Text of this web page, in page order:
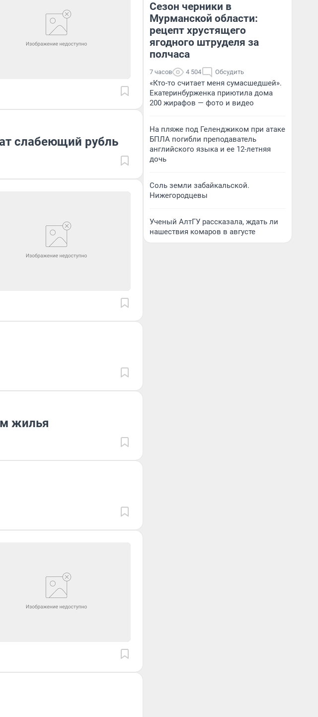
слабеющий рубль
жилья
Сезон черники в
Мурманской области:
рецепт хрустящего
ягодного штруделя за
полчаса
7 часов 4 504 Обсудить
«Кто-то считает меня сумасшедшей».
Екатеринбурженка приютила дома
200 жирафов — фото и видео
На пляже под Геленджиком при атаке
БПЛА погибли преподаватель
английского языка и ее 12-летняя
дочь
Соль земли забайкальской.
Нижегородцевы
Ученый АлтГУ рассказала, ждать ли
нашествия комаров в августе